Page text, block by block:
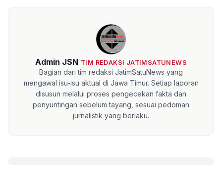
Admin JSN TIM REDAKSI JATIMSATUNEWS
Bagian dari tim redaksi JatimSatuNews yang
mengawal isu-isu aktual di Jawa Timur. Setiap laporan
disusun melalui proses pengecekan fakta dan
penyuntingan sebelum tayang, sesuai pedoman
jurnalistik yang berlaku.